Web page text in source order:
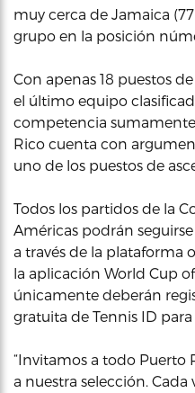
muy cerca de Jamaica
grupo en la posición
Con apenas 18 puestos
el último equipo
competencia
Rico cuenta con
uno de los puestos de
Todos los partidos de la
Américas podrán
a través de la plataforma
la aplicación World Cup
únicamente deberán
gratuita de Tennis ID
“Invitamos a todo Puerto
a nuestra selección.